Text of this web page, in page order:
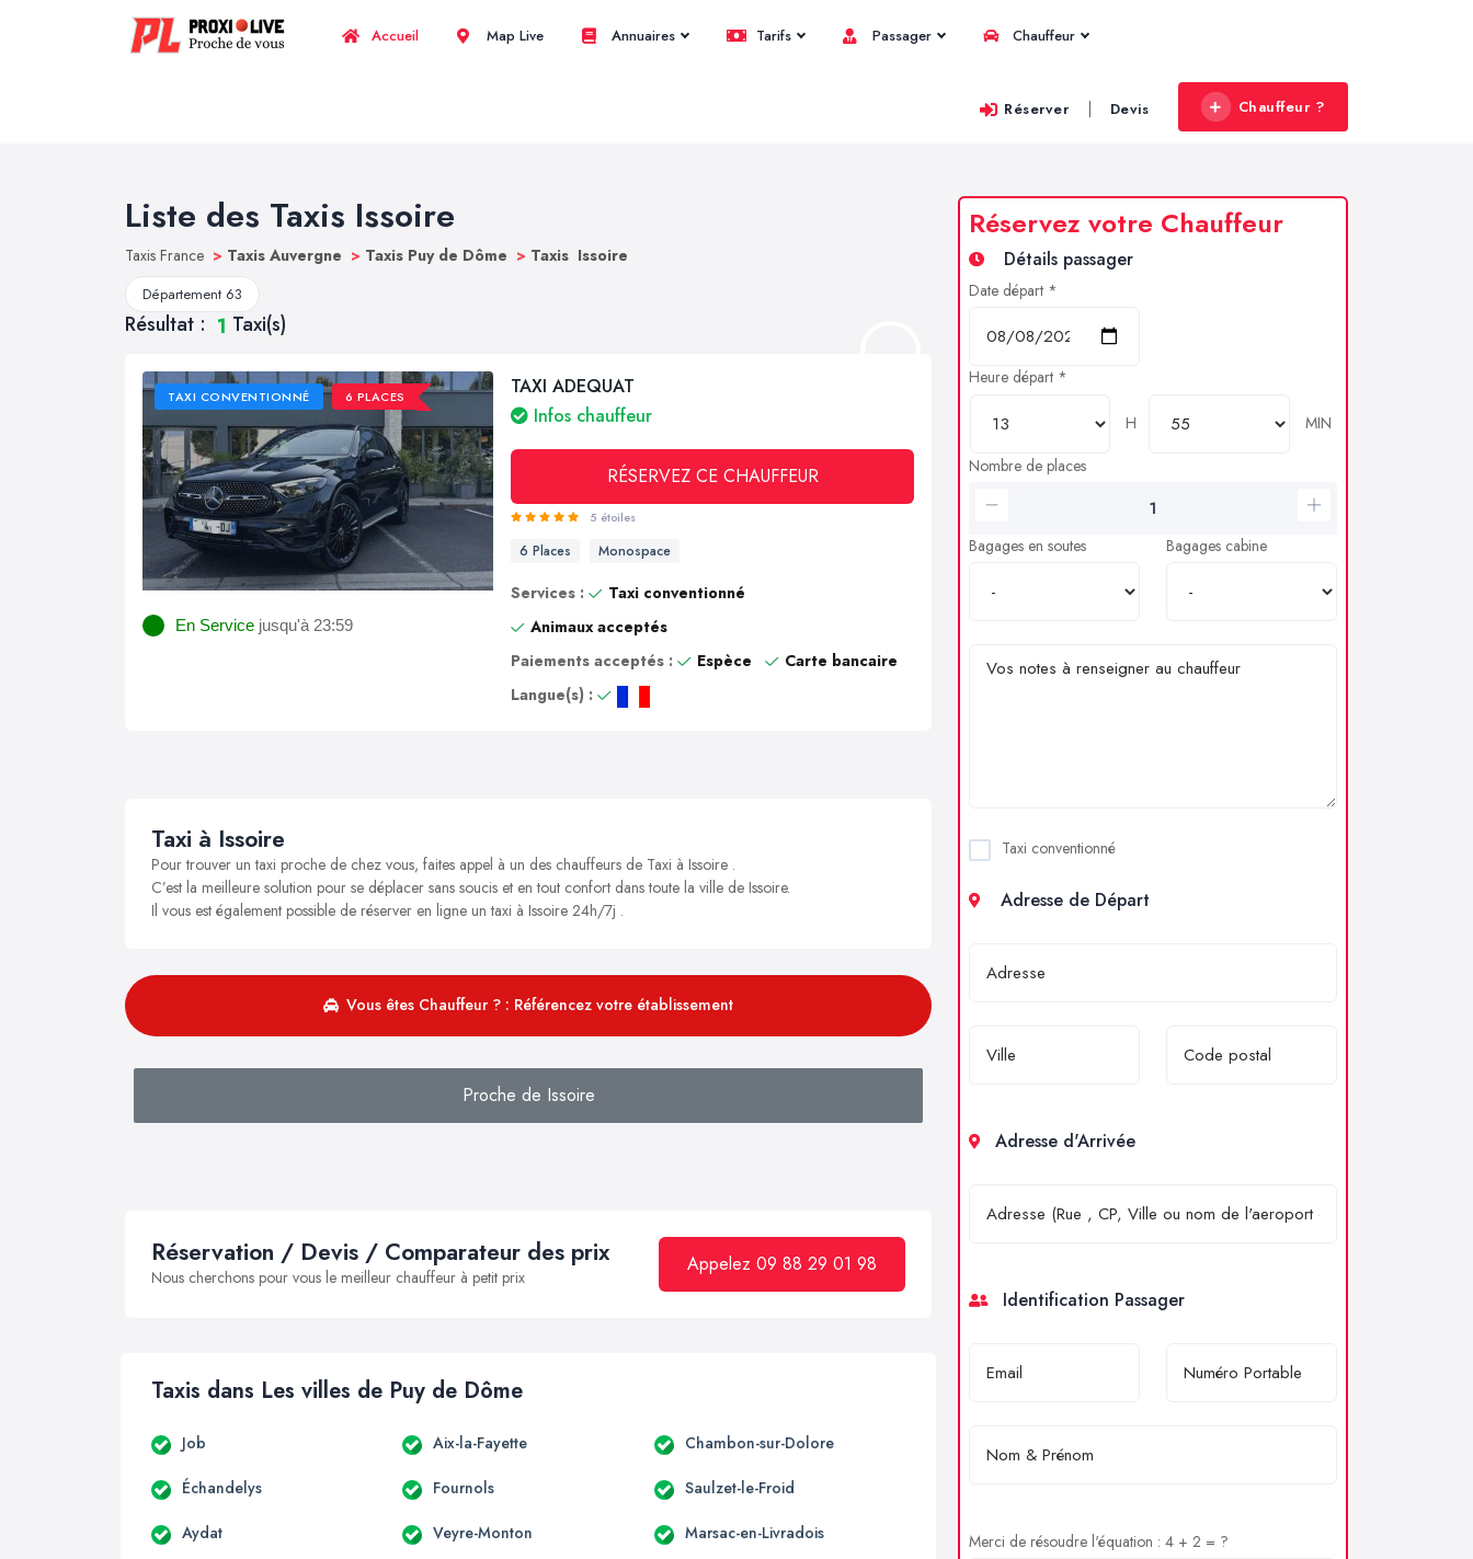
Accueil Map Live Annuaires Tarifs Passager Chauffeur
Réserver | Devis Chauffeur ?
Liste des Taxis Issoire
Taxis France > Taxis Auvergne > Taxis Puy de Dôme > Taxis Issoire
Département 63
Résultat : 1 Taxi(s)
TAXI CONVENTIONNÉ 6 PLACES
En Service jusqu'à 23:59
TAXI ADEQUAT
Infos chauffeur
RÉSERVEZ CE CHAUFFEUR
5 étoiles
6 Places Monospace
Services :
Taxi conventionné
Animaux acceptés
Paiements acceptés :
Espèce
Carte bancaire
Langue(s) :
Taxi à Issoire
Pour trouver un taxi proche de chez vous, faites appel à un des chauffeurs de Taxi à Issoire .
C’est la meilleure solution pour se déplacer sans soucis et en tout confort dans toute la ville de Issoire.
Il vous est également possible de réserver en ligne un taxi à Issoire 24h/7j .
Vous êtes Chauffeur ? : Référencez votre établissement
Proche de Issoire
Réservation / Devis / Comparateur des prix
Nous cherchons pour vous le meilleur chauffeur à petit prix
Appelez 09 88 29 01 98
Taxis dans Les villes de Puy de Dôme
Job Aix-la-Fayette Chambon-sur-Dolore
Échandelys Fournols Saulzet-le-Froid
Aydat Veyre-Monton Marsac-en-Livradois
Réservez votre Chauffeur
Détails passager
Date départ *
Heure départ *
H
MIN
Nombre de places
Bagages en soutes Bagages cabine
Taxi conventionné
Adresse de Départ
Adresse d'Arrivée
Identification Passager
Merci de résoudre l'équation : 4 + 2 = ?